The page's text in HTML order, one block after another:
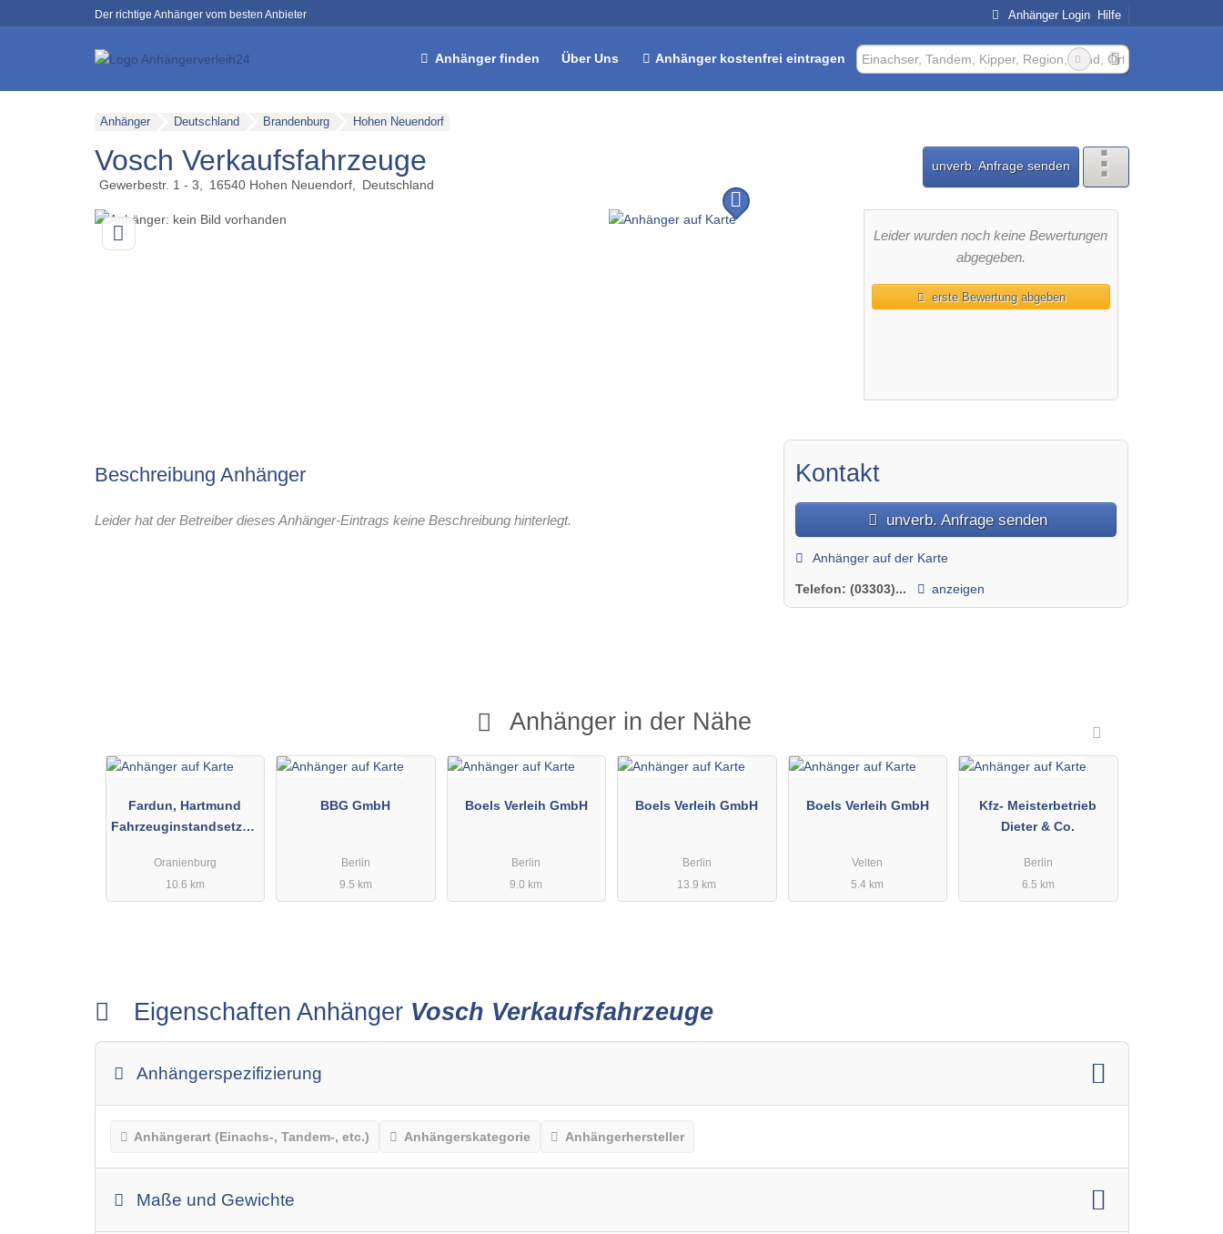
Der richtige Anhänger vom besten Anbieter Anhänger Login Hilfe
Anhänger finden Über Uns Anhänger kostenfrei eintragen
Anhänger Deutschland Brandenburg Hohen Neuendorf
Vosch Verkaufsfahrzeuge
Gewerbestr. 1 - 3 16540 Hohen Neuendorf Deutschland
unverb. Anfrage senden
Leider wurden noch keine Bewertungen
abgegeben.
erste Bewertung abgeben
Beschreibung Anhänger
Leider hat der Betreiber dieses Anhänger-Eintrags keine Beschreibung hinterlegt.
Kontakt
unverb. Anfrage senden
Anhänger auf der Karte
Telefon:(03303)... anzeigen
Anhänger in der Nähe
Fardun, Hartmund
Fahrzeuginstandsetzun
Oranienburg
10.6 km
BBG GmbH
Berlin
9.5 km
Boels Verleih GmbH
Berlin
9.0 km
Boels Verleih GmbH
Berlin
13.9 km
Boels Verleih GmbH
Velten
5.4 km
Kfz- Meisterbetrieb
Dieter & Co.
Berlin
6.5 km
Eigenschaften Anhänger Vosch Verkaufsfahrzeuge
Anhängerspezifizierung
Anhängerart (Einachs-, Tandem-, etc.) Anhängerskategorie Anhängerhersteller
Maße und Gewichte